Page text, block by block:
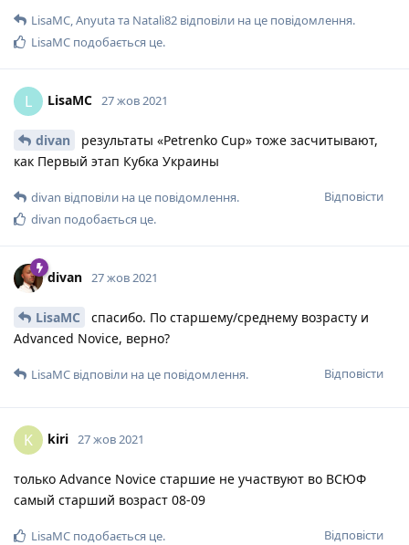
LisaMC,Anyutaта Natali82 відповіли на це повідомлення.
LisaMC подобається це.
L LisaMC 27 жов 2021
divan
результаты «Petrenko Cup» тоже засчитывают,
как Первый этап Кубка Украины
Відповісти
divan відповіли на це повідомлення.
divan подобається це.
divan 27 жов 2021
LisaMC
спасибо. По старшему/среднему возрасту и
Advanced Novice, верно?
Відповісти
LisaMC відповіли на це повідомлення.
K kiri 27 жов 2021
только Advance Novice старшие не участвуют во ВСЮФ
самый старший возраст 08-09
Відповісти
LisaMC подобається це.